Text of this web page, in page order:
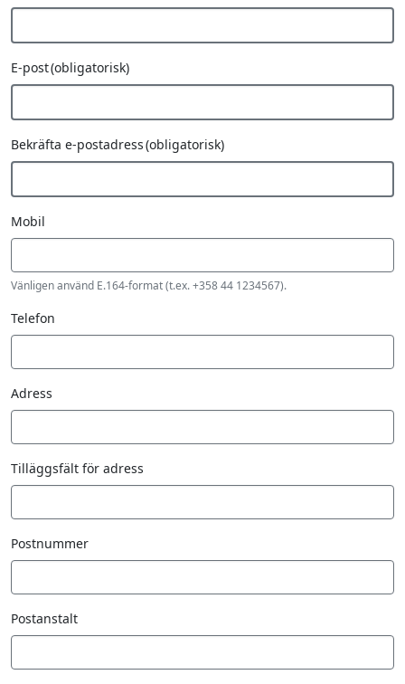
E-post(obligatorisk)
Bekräfta e-postadress(obligatorisk)
Fax
Number
Mobil
Vänligen använd E.164-format (t.ex. +358 44 1234567).
Telefon
Adress
Tilläggsfält för adress
Postnummer
Postanstalt